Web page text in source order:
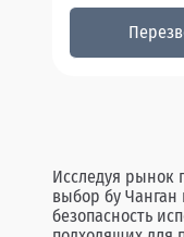
Исследуя рынок
выбор бу Чанган
безопасность